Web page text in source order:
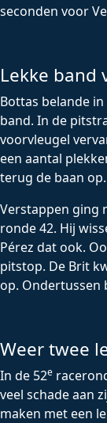
seconden voor
Lekke band
Bottas belande
band. In de
voorvleugel
een aantal
terug de baan op.
Verstappen ging
ronde 42. Hij
Pérez dat ook.
pitstop. De Brit
op. Ondertussen
Weer twee
In de 52e
veel schade aan
maken met een